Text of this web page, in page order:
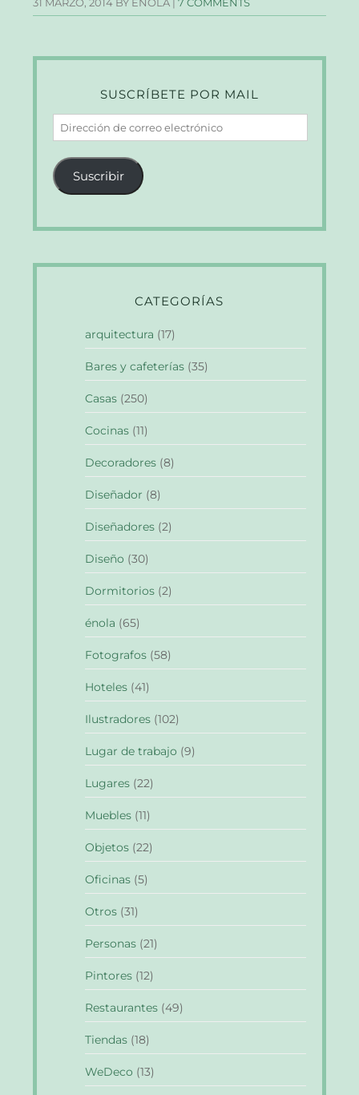
31 MARZO, 2014 BY ÉNOLA |7 COMMENTS
SUSCRÍBETE POR MAIL
Dirección
de
correo
electrónico
Suscribir
CATEGORÍAS
arquitectura (17)
Bares y cafeterías (35)
Casas (250)
Cocinas (11)
Decoradores (8)
Diseñador (8)
Diseñadores (2)
Diseño (30)
Dormitorios (2)
énola (65)
Fotografos (58)
Hoteles (41)
Ilustradores (102)
Lugar de trabajo (9)
Lugares (22)
Muebles (11)
Objetos (22)
Oficinas (5)
Otros (31)
Personas (21)
Pintores (12)
Restaurantes (49)
Tiendas (18)
WeDeco (13)